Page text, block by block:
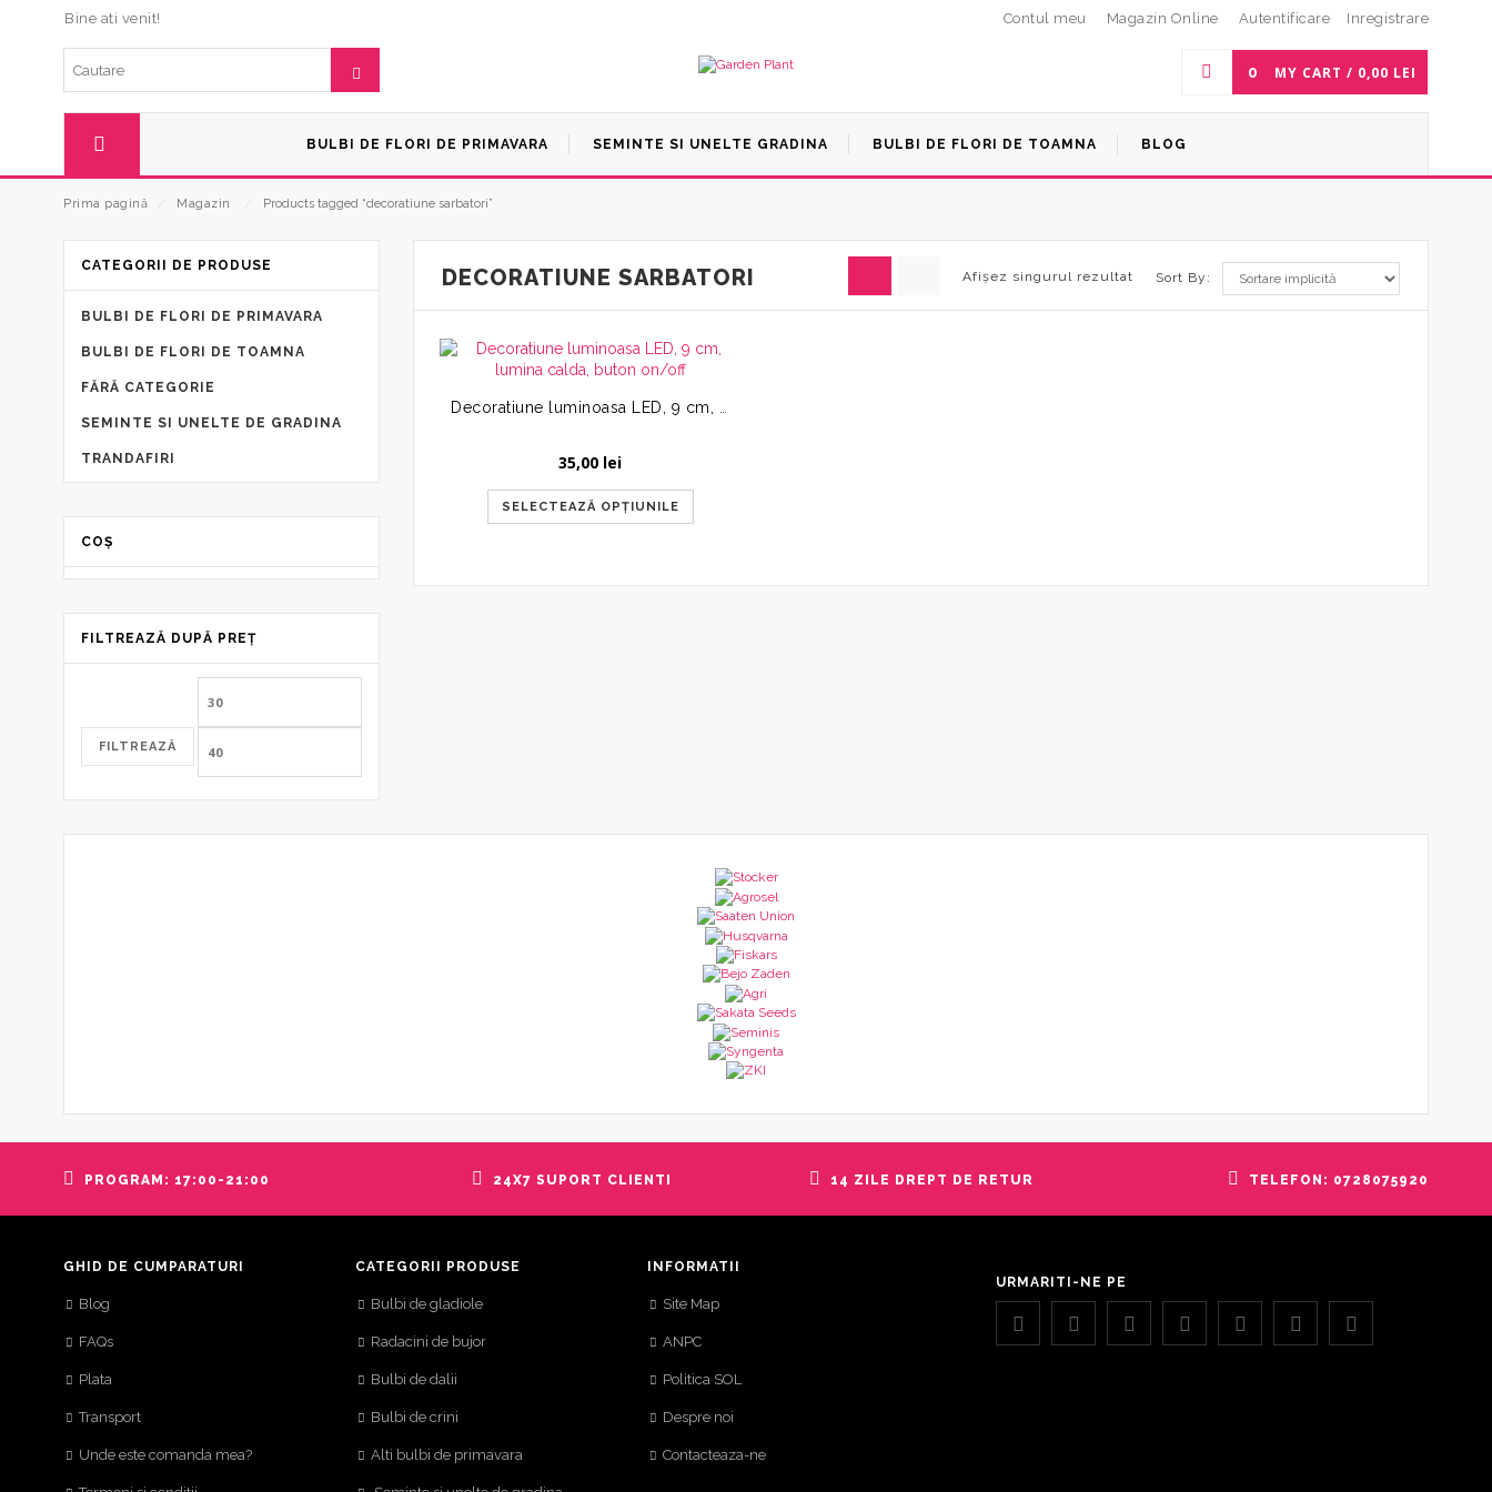
Bine ati venit! Contul meu Magazin Online Autentificare Inregistrare
0 MY CART / 0,00 LEI
BULBI DE FLORI DE PRIMAVARA SEMINTE SI UNELTE GRADINA BULBI DE FLORI DE TOAMNA BLOG
Prima pagină Magazin Products tagged “decoratiune sarbatori”
DECORATIUNE SARBATORI Afișez singurul rezultat Sort By:
35,00 lei
SELECTEAZĂ OPȚIUNILE
CATEGORII DE PRODUSE
BULBI DE FLORI DE PRIMAVARA
BULBI DE FLORI DE TOAMNA
FĂRĂ CATEGORIE
SEMINTE SI UNELTE DE GRADINA
TRANDAFIRI
COȘ
FILTREAZĂ DUPĂ PREȚ
FILTREAZĂ
PROGRAM: 17:00-21:00 24X7 SUPORT CLIENTI 14 ZILE DREPT DE RETUR TELEFON: 0728075920
GHID DE CUMPARATURI
Blog
FAQs
Plata
Transport
Unde este comanda mea?
CATEGORII PRODUSE
Bulbi de gladiole
Radacini de bujor
Bulbi de dalii
Bulbi de crini
Alti bulbi de primavara
INFORMATII
Site Map
ANPC
Politica SOL
Despre noi
Contacteaza-ne
URMARITI-NE PE